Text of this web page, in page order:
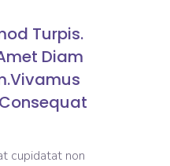
Turpis.
Diam
cupidatat non